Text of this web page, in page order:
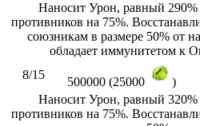
Наносит Урон, равный 290%
противников на 75%.
союзникам в размере 50% от
обладает иммунитетом к
8/15
500000 (25000 )
Наносит Урон, равный 320%
противников на 75%.